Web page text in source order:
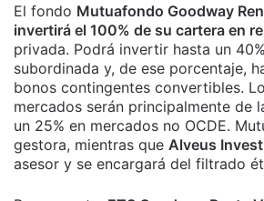
El fondo Mutuafondo Goodway
invertirá el 100% de su cartera en
privada. Podrá invertir hasta un
subordinada y, de ese porcentaje,
bonos contingentes convertibles.
mercados serán principalmente de
un 25% en mercados no OCDE.
gestora, mientras que Alveus
asesor y se encargará del filtrado